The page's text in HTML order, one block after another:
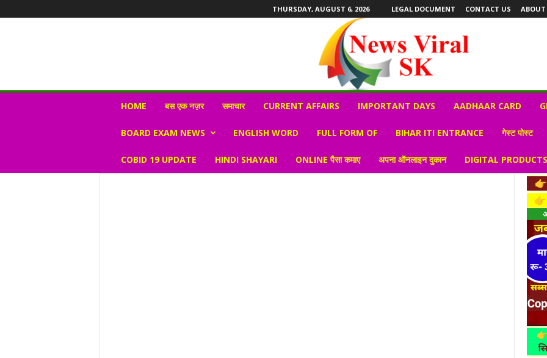
THURSDAY, AUGUST 6, 2026 LEGAL DOCUMENT CONTACT US ABOUT
r
HOME बस एक नज़र समाचार CURRENT AFFAIRS IMPORTANT DAYS AADHAAR CARD
BOARD EXAM NEWS ENGLISH WORD FULL FORM OF BIHAR ITI ENTRANCE गेस्ट पोस्ट
COBID 19 UPDATE HINDI SHAYARI ONLINE पैसा कमाए अपना ऑनलाइन दुकान DIGITAL